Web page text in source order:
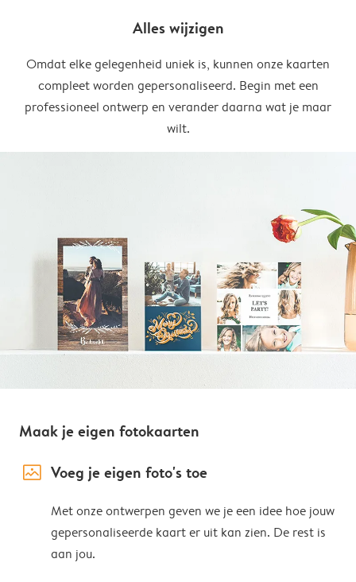
Alles wijzigen
Omdat elke gelegenheid uniek is, kunnen onze kaarten
compleet worden gepersonaliseerd. Begin met een
professioneel ontwerp en verander daarna wat je maar
wilt.
Maak je eigen fotokaarten
image_placeholder Voeg je eigen foto's toe
Met onze ontwerpen geven we je een idee hoe jouw
gepersonaliseerde kaart er uit kan zien. De rest is
aan jou.